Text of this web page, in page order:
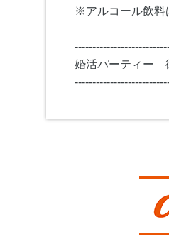
※アルコール飲料
婚活パーティー